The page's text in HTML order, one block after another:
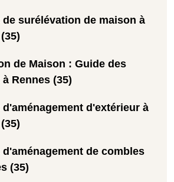
de surélévation de maison à
de Maison : Guide des
Rennes (35)
d'aménagement d'extérieur à
d'aménagement de combles
(35)